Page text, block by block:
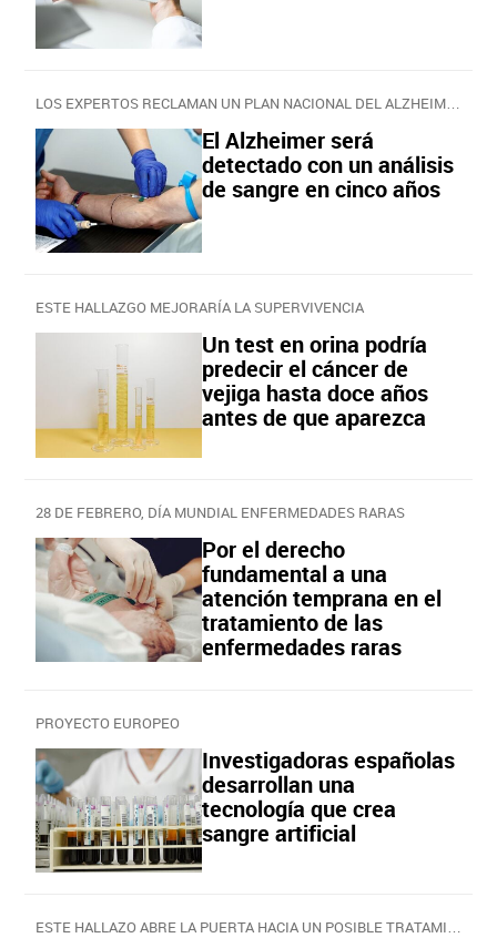
El Alzheimer será
detectado con un análisis
de sangre en cinco años
ESTE HALLAZGO MEJORARÍA LA SUPERVIVENCIA
Un test en orina podría
predecir el cáncer de
vejiga hasta doce años
antes de que aparezca
28 DE FEBRERO, DÍA MUNDIAL ENFERMEDADES RARAS
Por el derecho
fundamental a una
atención temprana en el
tratamiento de las
enfermedades raras
PROYECTO EUROPEO
Investigadoras españolas
desarrollan una
tecnología que crea
sangre artificial
ESTE HALLAZO ABRE LA PUERTA HACIA UN POSIBLE TRATAMIENTO